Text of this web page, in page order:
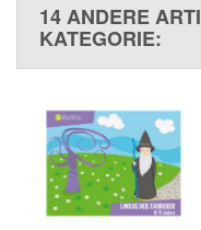
14 ANDERE
KATEGORIE: